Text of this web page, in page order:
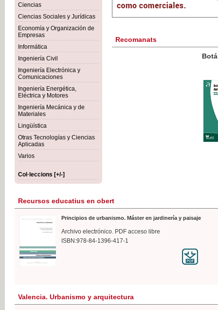
Ciencias
Ciencias Sociales y Jurídicas
Economía y Organización de
Empresas
Informática
Ingeniería Civil
Ingeniería Electrónica y
Comunicaciones
Ingeniería Energética,
Eléctrica y Motores
Ingeniería Mecánica y de
Materiales
Lingüística
Otras Tecnologías y Ciencias
Aplicadas
Varios
Col·leccions [+/-]
Recomanats
IVA
Recursos educatius en obert
Principios de urbanismo. Máster en jardinería y paisaje
Archivo electrónico. PDF acceso libre
ISBN:978-84-1396-417-1
Valencia. Urbanismo y arquitectura